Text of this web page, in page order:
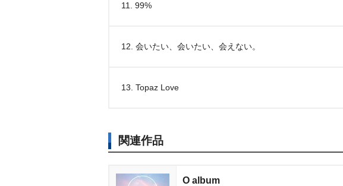
11. 99%
12. 会いたい、会いたい、会えない。
13. Topaz Love
関連作品
O album